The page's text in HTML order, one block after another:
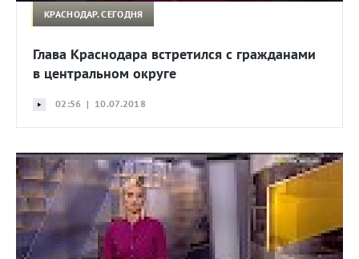
КРАСНОДАР. СЕГОДНЯ
Глава Краснодара встретился с гражданами
в центральном округе
02:56 | 10.07.2018